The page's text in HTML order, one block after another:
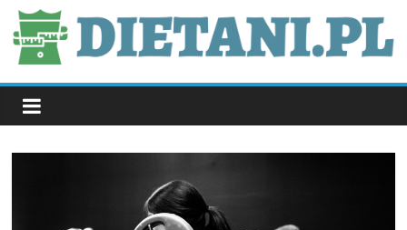
Skip
to
content
dietani.pl